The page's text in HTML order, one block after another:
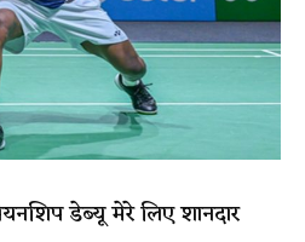
डेब्यू मेरे लिए शानदार